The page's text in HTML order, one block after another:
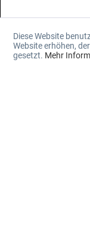
Diese Website
Website erhöhen,
gesetzt. Mehr